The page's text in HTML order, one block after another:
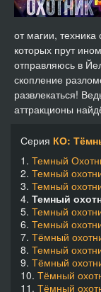
от магии,
которых прут
отправляюсь в
скопление
развлекаться!
аттракционы
Серия КО:
1. Темный
2. Темный
3. Темный
4. Темный
5. Темный
6. Темный
7. Тёмный
8. Темный
9. Тёмный
10. Тёмный
11. Тёмный